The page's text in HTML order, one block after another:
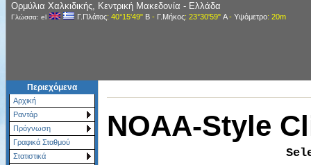
Ορμύλια Χαλκιδικής, Κεντρική Μακεδονία - Ελλάδα
Γλώσσα: el Γ.Πλάτος: 40°15'49" Β- Γ.Μήκος: 23°30'59" Α- Υψόμετρο: 20m
Περιεχόμενα
Αρχική
Ραντάρ
Πρόγνωση
Γραφικά Σταθμού
Στατιστικά
NOAA-Style